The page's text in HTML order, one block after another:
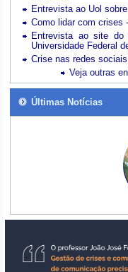
Entrevista ao Uol
Como lidar com crises
Entrevista ao site do
Universidade Federal
Crise nas redes sociais
Veja outras
Últimas Notícias